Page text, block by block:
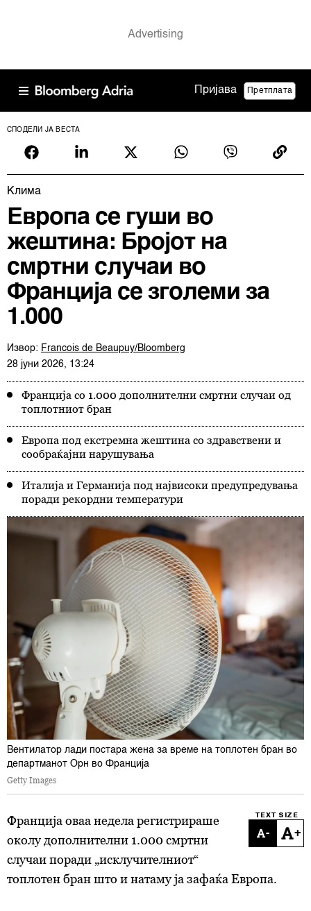
Пријава Претплата
СПОДЕЛИ ЈА ВЕСТА
Клима
Европа се гуши во
жештина: Бројот на
смртни случаи во
Франција се зголеми за
1.000
Извор: Francois de Beaupuy/Bloomberg
28 јуни 2026, 13:24
Франција со 1.000 дополнителни смртни случаи од
топлотниот бран
Европа под екстремна жештина со здравствени и
сообраќајни нарушувања
Италија и Германија под највисоки предупредувања
поради рекордни температури
Вентилатор лади постара жена за време на топлотен бран во
департманот Орн во Франција
Getty Images
TEXT SIZE
- +
Франција оваа недела регистрираше
околу дополнителни 1.000 смртни
случаи поради „исклучителниот“
топлотен бран што и натаму ја зафаќа Европа.